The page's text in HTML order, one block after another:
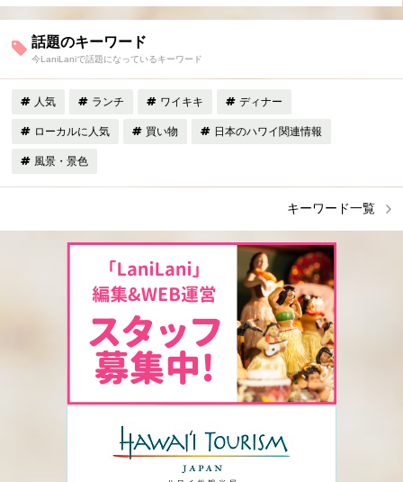
話題のキーワード
今LaniLaniで話題になっているキーワード
人気 ランチ ワイキキ ディナー
ローカルに人気 買い物 日本のハワイ関連情報
風景・景色
キーワード一覧